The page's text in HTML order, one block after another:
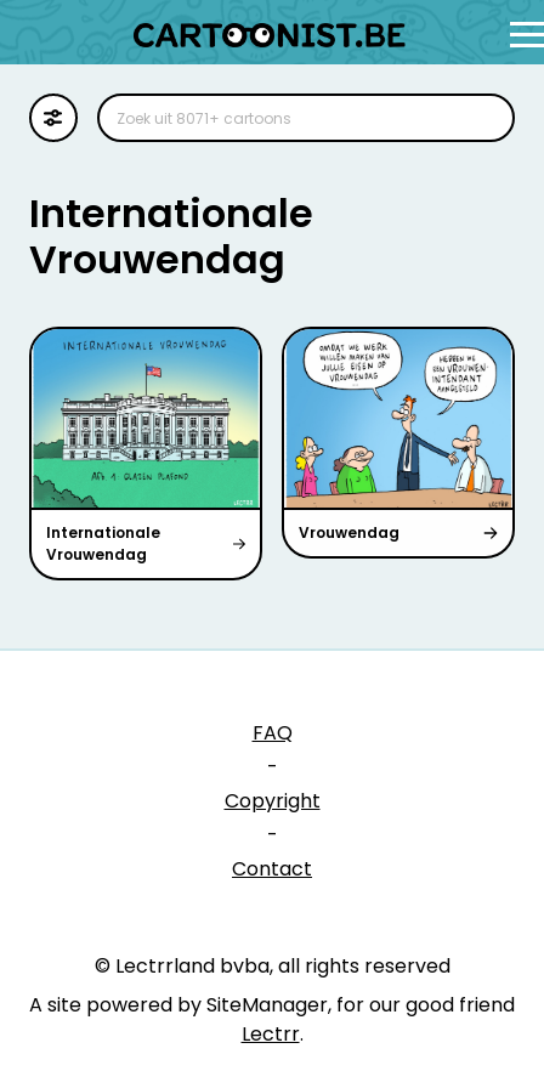
Illustratie
Zoekplaat
Stockillustratie
Internationale
Vrouwendag
Internationale
Vrouwendag
Vrouwendag
FAQ
-
Copyright
-
Contact
© Lectrrland bvba, all rights reserved
A site powered by SiteManager, for our good friend
Lectrr.